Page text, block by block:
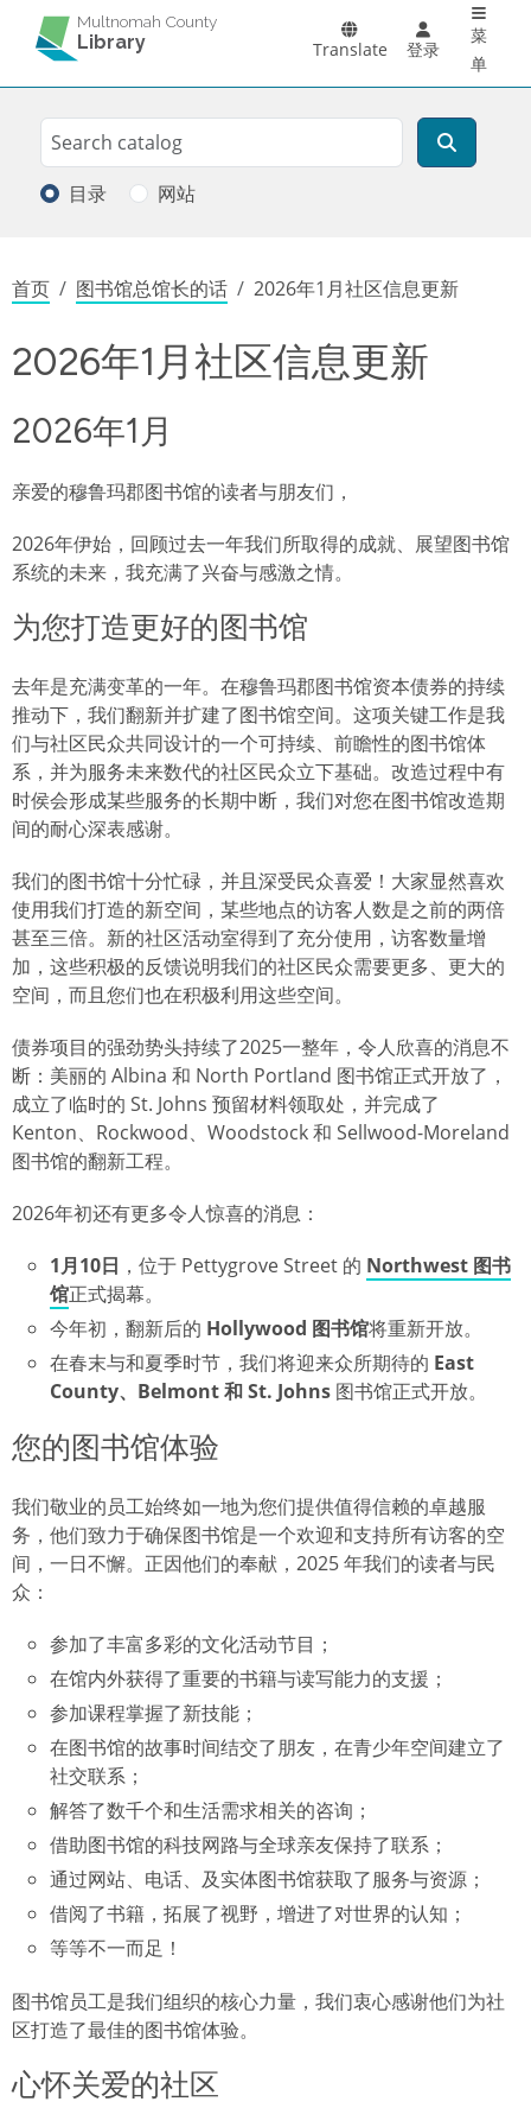
跳转到主要内容Multnomah County
Library Translate 登录
菜
单
Search
搜索
目录 网站
面包屑
首页 图书馆总馆长的话 2026年1月社区信息更新
2026年1月社区信息更新
2026年1月
亲爱的穆鲁玛郡图书馆的读者与朋友们，
2026年伊始，回顾过去一年我们所取得的成就、展望图书馆
系统的未来，我充满了兴奋与感激之情。
为您打造更好的图书馆
去年是充满变革的一年。在穆鲁玛郡图书馆资本债券的持续
推动下，我们翻新并扩建了图书馆空间。这项关键工作是我
们与社区民众共同设计的一个可持续、前瞻性的图书馆体
系，并为服务未来数代的社区民众立下基础。改造过程中有
时侯会形成某些服务的长期中断，我们对您在图书馆改造期
间的耐心深表感谢。
我们的图书馆十分忙碌，并且深受民众喜爱！大家显然喜欢
使用我们打造的新空间，某些地点的访客人数是之前的两倍
甚至三倍。新的社区活动室得到了充分使用，访客数量增
加，这些积极的反馈说明我们的社区民众需要更多、更大的
空间，而且您们也在积极利用这些空间。
债券项目的强劲势头持续了2025一整年，令人欣喜的消息不
断：美丽的 Albina 和 North Portland 图书馆正式开放了，
成立了临时的 St. Johns 预留材料领取处，并完成了
Kenton、Rockwood、Woodstock 和 Sellwood-Moreland
图书馆的翻新工程。
2026年初还有更多令人惊喜的消息：
1月10日 ，位于 Pettygrove Street 的 Northwest 图书
馆正式揭幕。
今年初，翻新后的 Hollywood 图书馆将重新开放。
在春末与和夏季时节，我们将迎来众所期待的 East
County、Belmont 和 St. Johns 图书馆正式开放。
您的图书馆体验
我们敬业的员工始终如一地为您们提供值得信赖的卓越服
务，他们致力于确保图书馆是一个欢迎和支持所有访客的空
间，一日不懈。正因他们的奉献，2025 年我们的读者与民
众：
参加了丰富多彩的文化活动节目；
在馆内外获得了重要的书籍与读写能力的支援；
参加课程掌握了新技能；
在图书馆的故事时间结交了朋友，在青少年空间建立了
社交联系；
解答了数千个和生活需求相关的咨询；
借助图书馆的科技网路与全球亲友保持了联系；
通过网站、电话、及实体图书馆获取了服务与资源；
借阅了书籍，拓展了视野，增进了对世界的认知；
等等不一而足！
图书馆员工是我们组织的核心力量，我们衷心感谢他们为社
区打造了最佳的图书馆体验。
心怀关爱的社区